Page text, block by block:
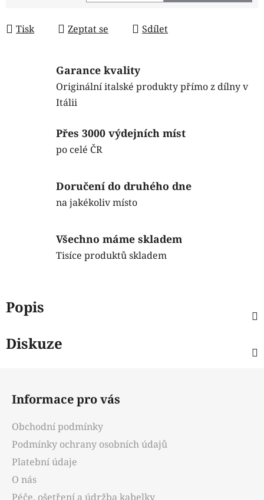
Tisk Zeptat se Sdílet
Garance kvality
Originální italské produkty přímo z dílny v
Itálii
Přes 3000 výdejních míst
po celé ČR
Doručení do druhého dne
na jakékoliv místo
Všechno máme skladem
Tisíce produktů skladem
Popis
Diskuze
Informace pro vás
Obchodní podmínky
Podmínky ochrany osobních údajů
Platební údaje
O nás
Péče, ošetření a údržba kabelky